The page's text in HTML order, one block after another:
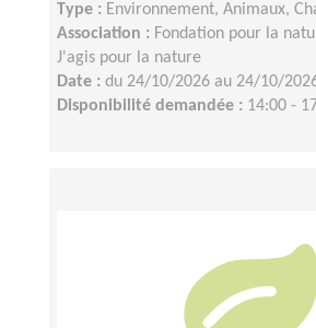
Type : Environnement, Animaux,
Association : Fondation pour la
J'agis pour la nature
Date : du 24/10/2026 au 24/10/
Disponibilité demandée : 14:00 -